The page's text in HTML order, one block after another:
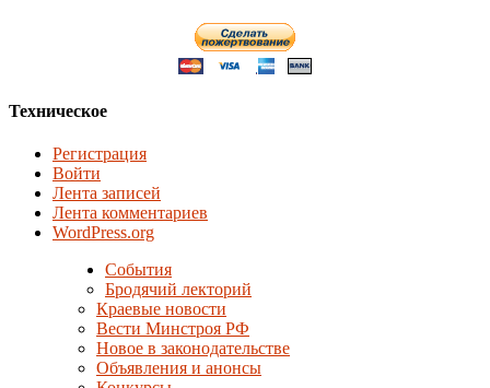
Техническое
Регистрация
Войти
Лента записей
Лента комментариев
WordPress.org
События
Бродячий лекторий
Краевые новости
Вести Минстроя РФ
Новое в законодательстве
Объявления и анонсы